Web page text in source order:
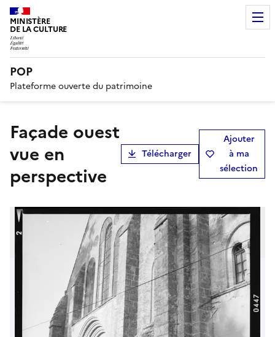
MINISTÈRE
DE LA CULTURE
POP
Plateforme ouverte du patrimoine
Façade ouest
vue en
perspective
Télécharger
Ajouter
à ma
sélection